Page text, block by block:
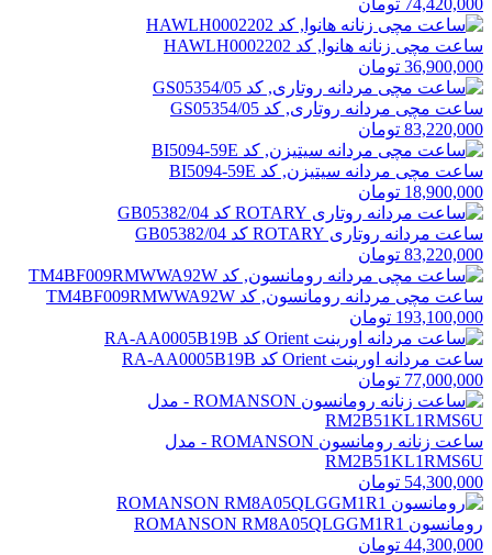
ساعت مچی زنانه هانوا, کد HAWLH0002202
36,900,000 تومان
ساعت مچی مردانه روتاری, کد GS05354/05
83,220,000 تومان
ساعت مچی مردانه سیتیزن, کد BI5094-59E
18,900,000 تومان
ساعت مردانه روتاری ROTARY کد GB05382/04
83,220,000 تومان
ساعت مچی مردانه رومانسون, کد TM4BF009RMWWA92W
193,100,000 تومان
ساعت مردانه اورینت Orient کد RA-AA0005B19B
77,000,000 تومان
ساعت زنانه رومانسون ROMANSON - مدل
RM2B51KL1RMS6U
54,300,000 تومان
رومانسون ROMANSON RM8A05QLGGM1R1
44,300,000 تومان